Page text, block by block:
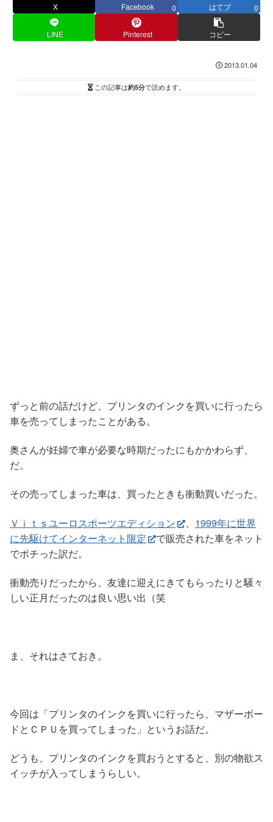
X Facebook 0 はてブ 0
LINE Pinterest コピー
2013.01.04
この記事は約5分で読めます。
ずっと前の話だけど、プリンタのインクを買いに行ったら
車を売ってしまったことがある。
奥さんが妊婦で車が必要な時期だったにもかかわらず、
だ。
その売ってしまった車は、買ったときも衝動買いだった。
Ｖｉｔｓユーロスポーツエディション 、 1999年に世界
に先駆けてインターネット限定
で販売された車をネット
でポチった訳だ。
衝動売りだったから、友達に迎えにきてもらったりと騒々
しい正月だったのは良い思い出（笑
ま、それはさておき。
今回は「プリンタのインクを買いに行ったら、マザーボー
ドとＣＰＵを買ってしまった」というお話だ。
どうも、プリンタのインクを買おうとすると、別の物欲ス
イッチが入ってしまうらしい。